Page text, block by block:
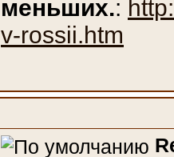
меньших.:
v-rossii.htm